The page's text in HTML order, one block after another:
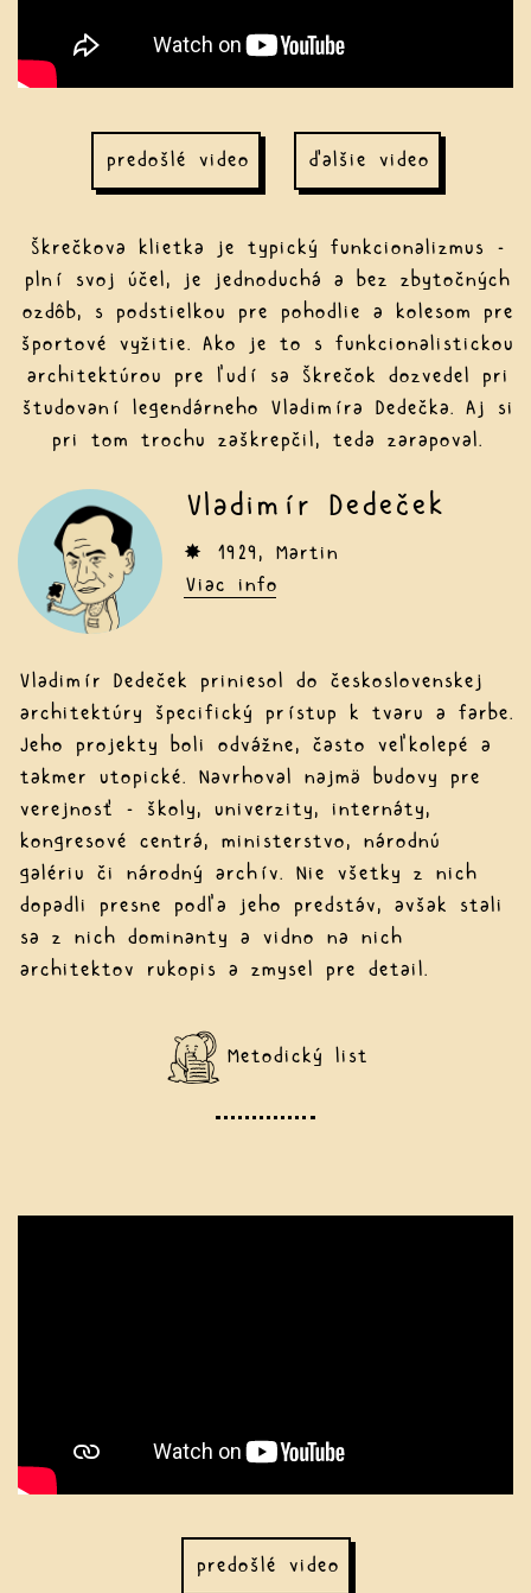
predošlé video ďalšie video
Škrečkova klietka je typický funkcionalizmus –
plní svoj účel, je jednoduchá a bez zbytočných
ozdôb, s podstielkou pre pohodlie a kolesom pre
športové vyžitie. Ako je to s funkcionalistickou
architektúrou pre ľudí sa Škrečok dozvedel pri
študovaní legendárneho Vladimíra Dedečka. Aj si
pri tom trochu zaškrepčil, teda zarapoval.
Vladimír Dedeček
✸ 1929, Martin
Viac info
Vladimír Dedeček priniesol do československej
architektúry špecifický prístup k tvaru a farbe.
Jeho projekty boli odvážne, často veľkolepé a
takmer utopické. Navrhoval najmä budovy pre
verejnosť – školy, univerzity, internáty,
kongresové centrá, ministerstvo, národnú
galériu či národný archív. Nie všetky z nich
dopadli presne podľa jeho predstáv, avšak stali
sa z nich dominanty a vidno na nich
architektov rukopis a zmysel pre detail.
Metodický list
predošlé video